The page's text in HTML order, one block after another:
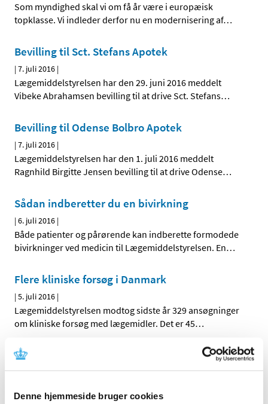
Denne hjemmeside bruger cookies
Som myndighed skal vi om få år være i europæisk
topklasse. Vi indleder derfor nu en modernisering af…
Bevilling til Sct. Stefans Apotek
|7. juli 2016 |
Lægemiddelstyrelsen har den 29. juni 2016 meddelt
Vibeke Abrahamsen bevilling til at drive Sct. Stefans…
Bevilling til Odense Bolbro Apotek
|7. juli 2016 |
Lægemiddelstyrelsen har den 1. juli 2016 meddelt
Ragnhild Birgitte Jensen bevilling til at drive Odense…
Sådan indberetter du en bivirkning
|6. juli 2016 |
Både patienter og pårørende kan indberette formodede
bivirkninger ved medicin til Lægemiddelstyrelsen. En…
Flere kliniske forsøg i Danmark
|5. juli 2016 |
Lægemiddelstyrelsen modtog sidste år 329 ansøgninger
om kliniske forsøg med lægemidler. Det er 45…
Høring over forslag til tilskudsstatus for
medicin mod neuropatiske smerter
Medicintilskudsnævnet er i gang med at revurdere